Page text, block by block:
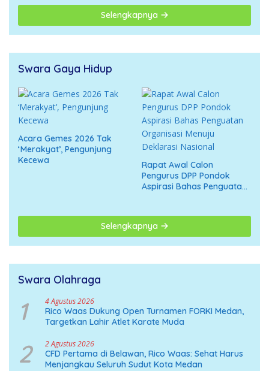
Selengkapnya
Swara Gaya Hidup
Acara Gemes 2026 Tak
‘Merakyat’, Pengunjung
Kecewa
Rapat Awal Calon
Pengurus DPP Pondok
Aspirasi Bahas Penguatan
Selengkapnya
Swara Olahraga
1 4 Agustus 2026
Rico Waas Dukung Open Turnamen FORKI Medan,
Targetkan Lahir Atlet Karate Muda
2 2 Agustus 2026
CFD Pertama di Belawan, Rico Waas: Sehat Harus
Menjangkau Seluruh Sudut Kota Medan